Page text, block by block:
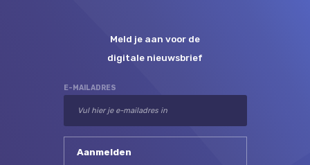
Meld je aan voor de
digitale nieuwsbrief
E-MAILADRES